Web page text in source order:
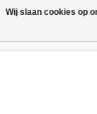
Wij slaan cookies op